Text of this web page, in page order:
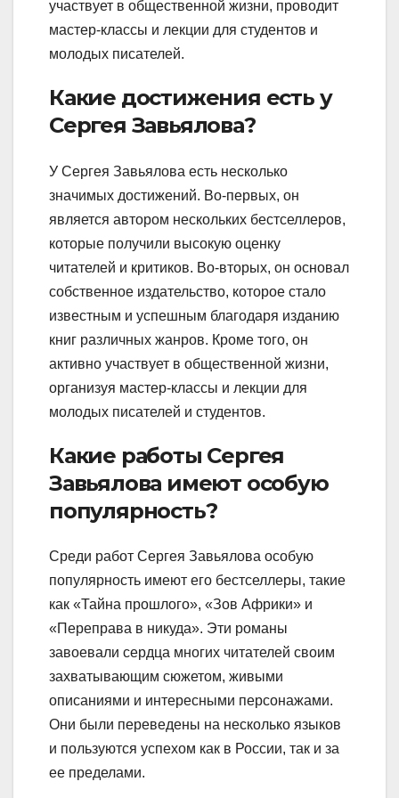
участвует в общественной жизни, проводит
мастер-классы и лекции для студентов и
молодых писателей.
Какие достижения есть у
Сергея Завьялова?
У Сергея Завьялова есть несколько
значимых достижений. Во-первых, он
является автором нескольких бестселлеров,
которые получили высокую оценку
читателей и критиков. Во-вторых, он основал
собственное издательство, которое стало
известным и успешным благодаря изданию
книг различных жанров. Кроме того, он
активно участвует в общественной жизни,
организуя мастер-классы и лекции для
молодых писателей и студентов.
Какие работы Сергея
Завьялова имеют особую
популярность?
Среди работ Сергея Завьялова особую
популярность имеют его бестселлеры, такие
как «Тайна прошлого», «Зов Африки» и
«Переправа в никуда». Эти романы
завоевали сердца многих читателей своим
захватывающим сюжетом, живыми
описаниями и интересными персонажами.
Они были переведены на несколько языков
и пользуются успехом как в России, так и за
ее пределами.